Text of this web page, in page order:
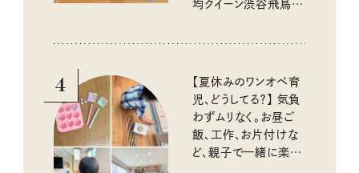
均クイーン渋谷飛鳥の
4
【夏休みのワンオペ育
児、どうしてる？】 気負
わずムリなく。お昼ご
飯、工作、お片付けな
ど、親子で一緒に楽し